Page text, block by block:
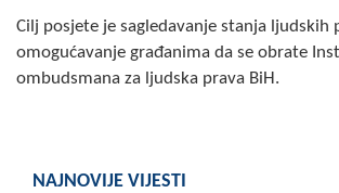
INFO
Vijesti
Cilj posjete je sagledavanje stanja ljudskih
omogućavanje građanima da se obrate
ombudsmana za ljudska prava BiH.
NAJNOVIJE VIJESTI